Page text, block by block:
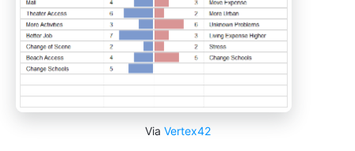
Via Vertex42